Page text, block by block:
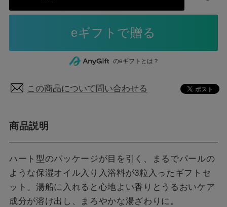
のeギフトとは？
この商品について問い合わせる
商品説明
ハート型のパッケージが目を引く、まるでパールの
ような保湿オイル入り入浴料が3粒入ったギフトセ
ット。湯船に入れると心地よい香りとうるおいケア
成分が溶け出し、まろやかな湯ざわりに。